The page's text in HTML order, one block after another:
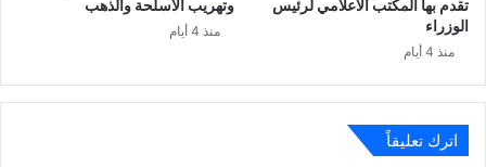
تقدم بها المكتب الاعلامي لرئيس
الوزراء
منذ 4 أيام
وتهريب الأسلحة والذهب
منذ 4 أيام
اترك تعليقاً